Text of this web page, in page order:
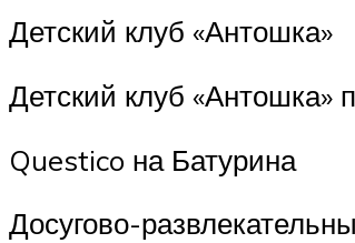
Детский клуб «Антошка»
Детский клуб «Антошка»
Questico на Батурина
Досугово-